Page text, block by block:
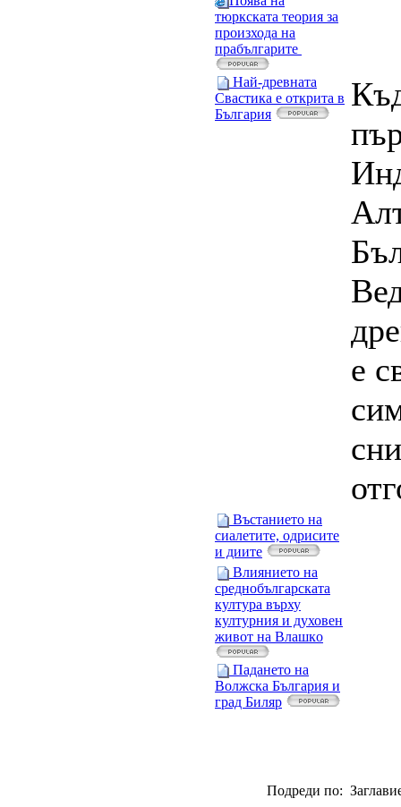
тюркската теория за
произхода на
прабългарите
Най-древната
Свастика е открита в
България
е
Въстанието на
сиалетите, одрисите
и диите
Влиянието на
среднобългарската
култура върху
културния и духовен
живот на Bлашкo
Падането на
Волжcка България и
град Биляр
Подреди по: